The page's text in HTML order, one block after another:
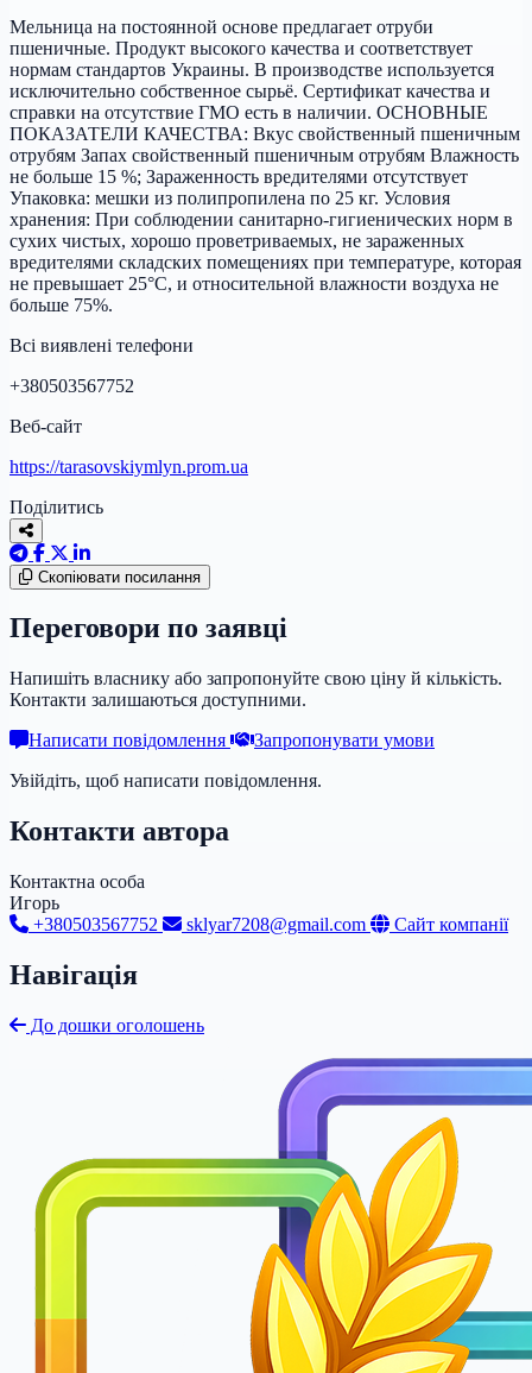
Мельница на постоянной основе предлагает отруби
пшеничные. Продукт высокого качества и соответствует
нормам стандартов Украины. В производстве используется
исключительно собственное сырьё. Сертификат качества и
справки на отсутствие ГМО есть в наличии. ОСНОВНЫЕ
ПОКАЗАТЕЛИ КАЧЕСТВА: Вкус свойственный пшеничным
отрубям Запах свойственный пшеничным отрубям Влажность
не больше 15 %; Зараженность вредителями отсутствует
Упаковка: мешки из полипропилена по 25 кг. Условия
хранения: При соблюдении санитарно-гигиенических норм в
сухих чистых, хорошо проветриваемых, не зараженных
вредителями складских помещениях при температуре, которая
не превышает 25°С, и относительной влажности воздуха не
больше 75%.
Всі виявлені телефони
+380503567752
Веб-сайт
https://tarasovskiymlyn.prom.ua
Поділитись
Скопіювати посилання
Переговори по заявці
Напишіть власнику або запропонуйте свою ціну й кількість.
Контакти залишаються доступними.
Написати повідомлення
Запропонувати умови
Увійдіть, щоб написати повідомлення.
Контакти автора
Контактна особа
Игорь
+380503567752
sklyar7208@gmail.com Сайт компанії
Навігація
До дошки оголошень